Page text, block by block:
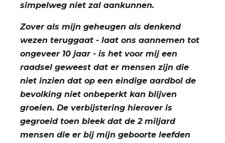
simpelweg niet zal aankunnen.
Zover als mijn geheugen als denkend
wezen teruggaat - laat ons aannemen tot
ongeveer 10 jaar - is het voor mij een
raadsel geweest dat er mensen zijn die
niet inzien dat op een eindige aardbol de
bevolking niet onbeperkt kan blijven
groeien. De verbijstering hierover is
gegroeid toen bleek dat de 2 miljard
mensen die er bij mijn geboorte leefden